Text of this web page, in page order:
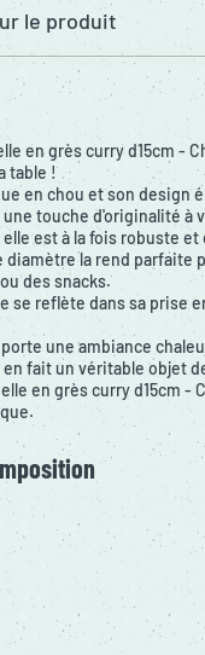
le produit
en grès curry d15cm -
table !
en chou et son design
touche d'originalité à
est à la fois robuste et
diamètre la rend parfaite
des snacks.
se reflète dans sa prise
une ambiance
fait un véritable objet
en grès curry d15cm -